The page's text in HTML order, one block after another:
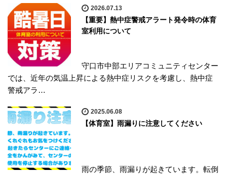
2026.07.13
【重要】熱中症警戒アラート発令時の体育
室利用について
守口市中部エリアコミュニティセンター
では、近年の気温上昇による熱中症リスクを考慮し、熱中症
警戒アラ…
2025.06.08
【体育室】雨漏りに注意してください
雨の季節、雨漏りが起きています。転倒